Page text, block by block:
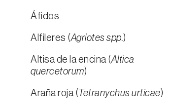
Áfidos
Alfileres (Agriotes spp.)
Altisa de la encina (Altica
quercetorum)
Araña roja ( Tetranychus urticae)